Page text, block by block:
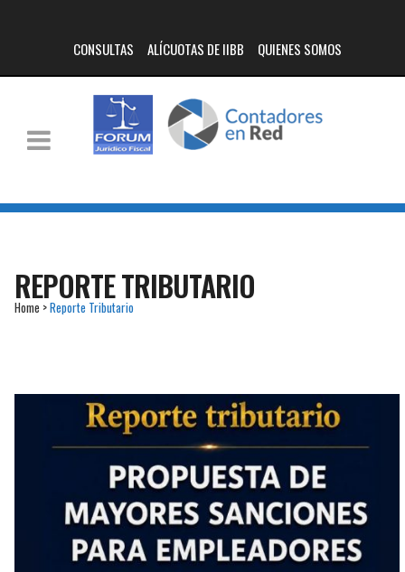
CONSULTAS ALÍCUOTAS DE IIBB QUIENES SOMOS
REPORTE TRIBUTARIO
Home >Reporte Tributario